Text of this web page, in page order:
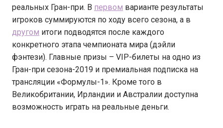
реальных Гран-при. В первом варианте результаты
игроков суммируются по ходу всего сезона, а в
другом итоги подводятся после каждого
конкретного этапа чемпионата мира (дэйли
фэнтези). Главные призы – VIP-билеты на одно из
Гран-при сезона-2019 и премиальная подписка на
трансляции «Формулы-1». Кроме того в
Великобритании, Ирландии и Австралии доступна
возможность играть на реальные деньги.